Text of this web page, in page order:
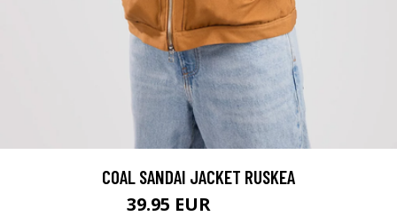
COAL SANDAI JACKET RUSKEA
39.95 EUR